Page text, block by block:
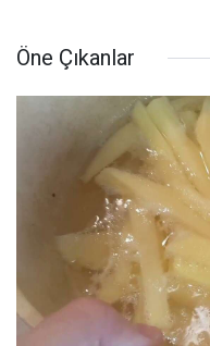
Öne Çıkanlar